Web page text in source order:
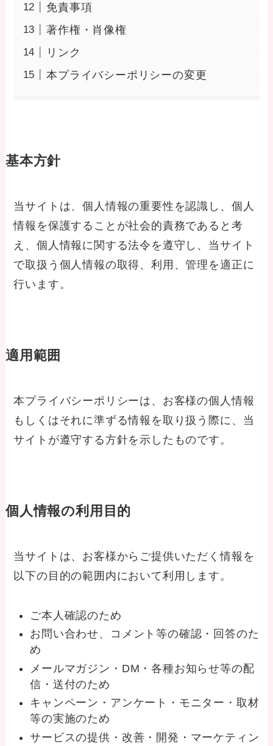
免責事項
著作権・肖像権
リンク
本プライバシーポリシーの変更
基本方針
当サイトは、個人情報の重要性を認識し、個人
情報を保護することが社会的責務であると考
え、個人情報に関する法令を遵守し、当サイト
で取扱う個人情報の取得、利用、管理を適正に
行います。
適用範囲
本プライバシーポリシーは、お客様の個人情報
もしくはそれに準ずる情報を取り扱う際に、当
サイトが遵守する方針を示したものです。
個人情報の利用目的
当サイトは、お客様からご提供いただく情報を
以下の目的の範囲内において利用します。
ご本人確認のため
お問い合わせ、コメント等の確認・回答のた
め
メールマガジン・DM・各種お知らせ等の配
信・送付のため
キャンペーン・アンケート・モニター・取材
等の実施のため
サービスの提供・改善・開発・マーケティン